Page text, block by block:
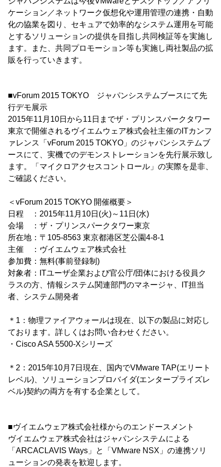
ケーション／ネットワーク仮想化や運用管理の連携・自動
化の協業を図り、セキュアで効率的なシステム運用を可能
とするソリューションの提供を目指し共同検証等を実施し
ます。また、共同プロモーション等も実施し両社製品の拡
販を行っていきます。
■vForum 2015 TOKYO ジャパンシステムブースにて先
行デモ展示
2015年11月10日から11日までザ・プリンスパークタワー
東京で開催されるヴイエムウェア株式会社主催のITカンフ
ァレンス「vForum 2015 TOKYO」のジャパンシステムブ
ースにて、実機でのデモンストレーションを先行展示致し
ます。「マイクロアクセスコントロール」の実際を是非、
ご確認ください。
＜vForum 2015 TOKYO 開催概要＞
日程 ：2015年11月10日(火)～11日(水)
会場 ：ザ・プリンスパークタワー東京
所在地：〒105-8563 東京都港区芝公園4-8-1
主催 ：ヴイエムウェア株式会社
参加費：無料(事前登録制)
対象者：ITユーザ企業および官公庁/団体における役員ク
ラスの方、情報システム関連部門のマネージャ、IT担当
者、システム開発者
＊1：物理ファイアウォールは現在、以下の製品に対応し
ております。詳しくはお問い合わせください。
・Cisco ASA 5500-Xシリーズ
＊2：2015年10月7日現在、国内でVMware TAP(エリート
レベル)、ソリューションプロバイダ(エンタープライズレ
ベル)契約の両方を有する企業として。
■ヴイエムウェア株式会社様からのエンドースメント
ヴイエムウェア株式会社はジャパンシステムによる
「ARCACLAVIS Ways」と「VMware NSX」の連携ソリ
ューションの発表を歓迎します。